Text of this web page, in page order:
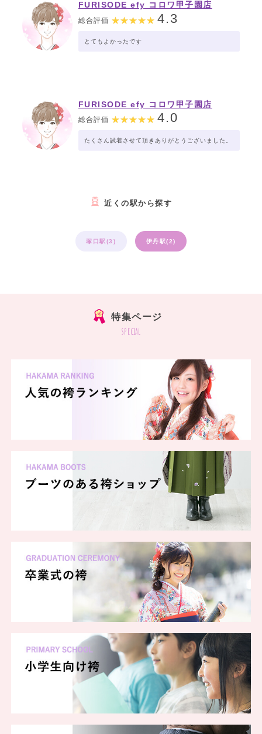
FURISODE efy コロワ甲子園店
総合評価 4.3
とてもよかったです
FURISODE efy コロワ甲子園店
総合評価 4.0
たくさん試着させて頂きありがとうございました。
近くの駅から探す
塚口駅(3) 伊丹駅(2)
特集ページ
special